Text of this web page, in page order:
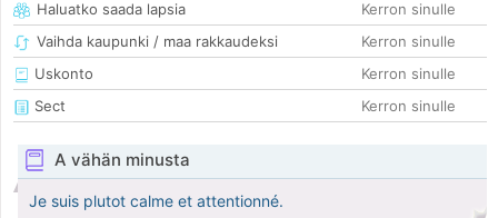
Haluatko saada lapsia
Kerron sinulle
Vaihda kaupunki / maa rakkaudeksi
Kerron sinulle
Uskonto
Kerron sinulle
Sect
Kerron sinulle
A vähän minusta
Je suis plutot calme et attentionné.